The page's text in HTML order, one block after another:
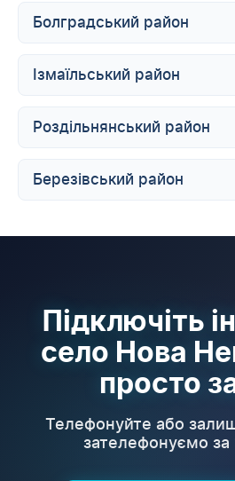
Болградський район
Ізмаїльський район
Роздільнянський район
Березівський район
Підключіть
село Нова
просто
Телефонуйте або
зателефонуємо за